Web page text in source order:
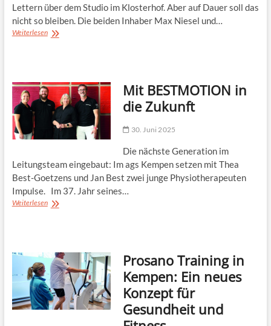
Lettern über dem Studio im Klosterhof. Aber auf Dauer soll das
nicht so bleiben. Die beiden Inhaber Max Niesel und…
WeiterlesenProsano
Nika
Mit BESTMOTION in
die Zukunft
30. Juni 2025
Die nächste Generation im
Leitungsteam eingebaut: Im ags Kempen setzen mit Thea
Best-Goetzens und Jan Best zwei junge Physiotherapeuten
Impulse. Im 37. Jahr seines…
WeiterlesenMit
Prosano Training in
Kempen: Ein neues
Konzept für
Gesundheit und